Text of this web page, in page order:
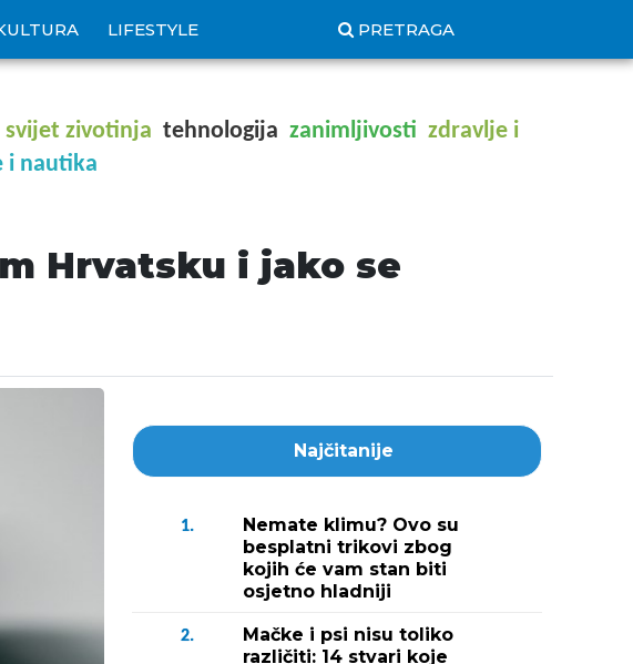
LIFESTYLE PRETRAGA
svijet zivotinja tehnologija zanimljivosti zdravlje i
i nautika
Hrvatsku i jako se
Najčitanije
1.
Nemate klimu? Ovo su
besplatni trikovi zbog
kojih će vam stan biti
osjetno hladniji
2.
Mačke i psi nisu toliko
različiti: 14 stvari koje